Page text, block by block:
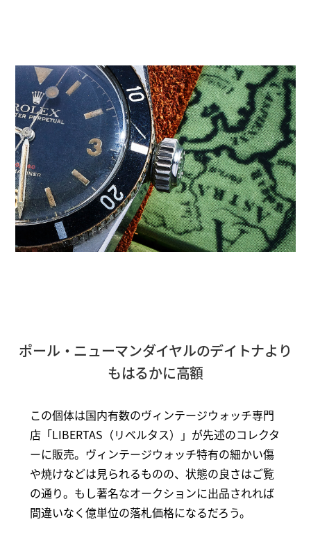
ポール・ニューマンダイヤルのデイトナより
もはるかに高額
この個体は国内有数のヴィンテージウォッチ専門
店「LIBERTAS（リベルタス）」が先述のコレクタ
ーに販売。ヴィンテージウォッチ特有の細かい傷
や焼けなどは見られるものの、状態の良さはご覧
の通り。もし著名なオークションに出品されれば
間違いなく億単位の落札価格になるだろう。